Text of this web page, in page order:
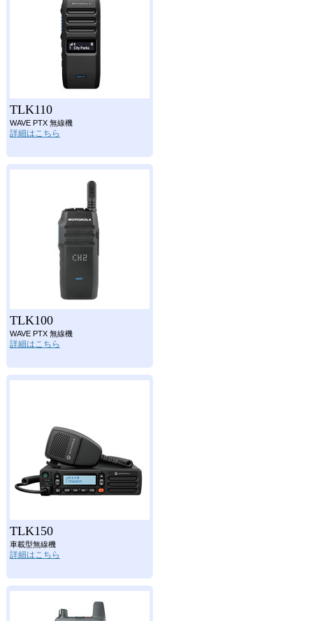
TLK110
WAVE PTX 無線機
詳細はこちら
TLK100
WAVE PTX 無線機
詳細はこちら
TLK150
車載型無線機
詳細はこちら